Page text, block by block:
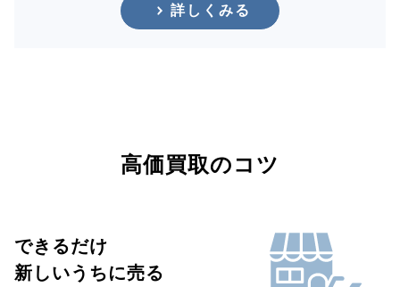
詳しくみる
高価買取のコツ
できるだけ
新しいうちに売る